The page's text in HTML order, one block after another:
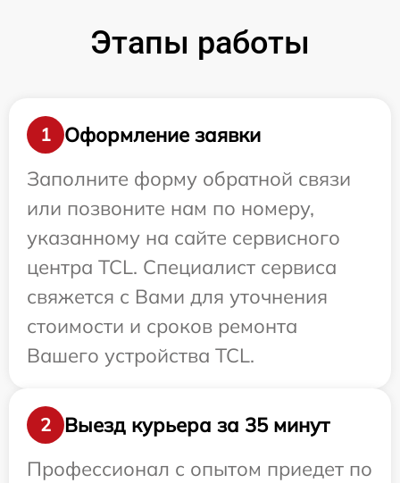
Этапы работы
1
Оформление заявки
Заполните форму обратной связи
или позвоните нам по номеру,
указанному на сайте сервисного
центра TCL. Специалист сервиса
свяжется с Вами для уточнения
стоимости и сроков ремонта
Вашего устройства TCL.
2
Выезд курьера за 35 минут
Профессионал с опытом приедет по